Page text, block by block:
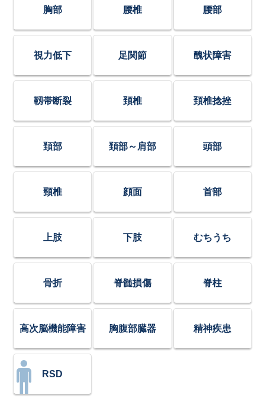
胸部 腰椎 腰部
視力低下 足関節 醜状障害
靱帯断裂 頚椎 頚椎捻挫
頚部 頚部～肩部 頭部
頸椎 顔面 首部
上肢 下肢 むちうち
骨折 脊髄損傷 脊柱
高次脳機能障害 胸腹部臓器 精神疾患
RSD